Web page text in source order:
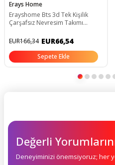
Erays Home
Erayshome Bts 3d Tek Kişilik
Çarşafsız Nevresim Takımı
EUR166,34 EUR66,54
Sepete Ekle
Değerli
Deneyiminizi önemsiyoruz; her